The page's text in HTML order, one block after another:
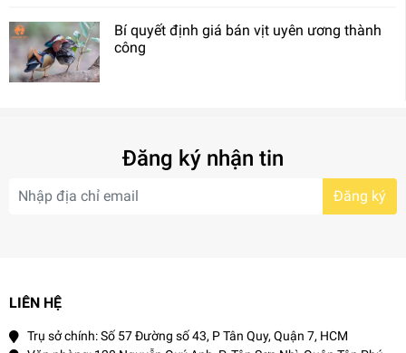
Bí quyết định giá bán vịt uyên ương thành
công
Đăng ký nhận tin
Đăng ký
LIÊN HỆ
Trụ sở chính: Số 57 Đường số 43, P Tân Quy, Quận 7, HCM